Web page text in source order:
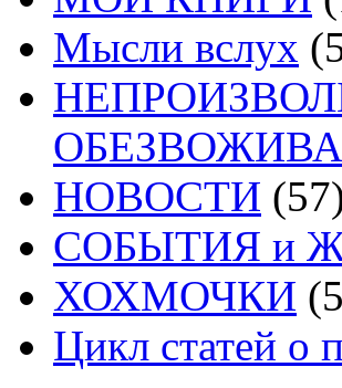
Мысли вслух
НОВОСТИ
СОБЫТИЯ и
ХОХМОЧКИ
Цикл статей о